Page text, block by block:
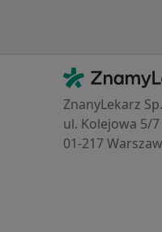
Kontakt
ZnamyLekar -
ZnanyLekarz
ul. Kolejowa 5/7
01-217